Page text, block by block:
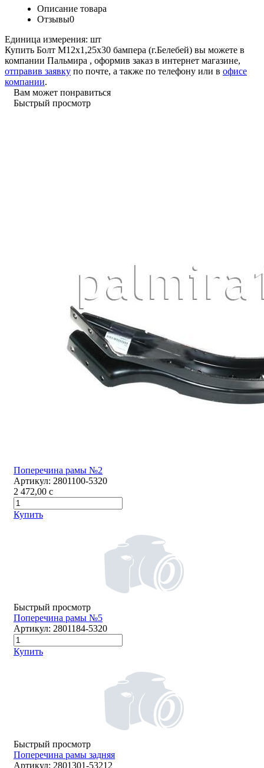
Описание товара
Отзывы0
Единица измерения: шт
Купить Болт М12х1,25х30 бампера (г.Белебей) вы можете в
компании Пальмира , оформив заказ в интернет магазине,
отправив заявку по почте, а также по телефону или в офисе
компании.
Вам может понравиться
Быстрый просмотр
Поперечина рамы №2
Артикул: 2801100-5320
2 472,00 c
Купить
Быстрый просмотр
Поперечина рамы №5
Артикул: 2801184-5320
Купить
Быстрый просмотр
Поперечина рамы задняя
Артикул: 2801301-53212